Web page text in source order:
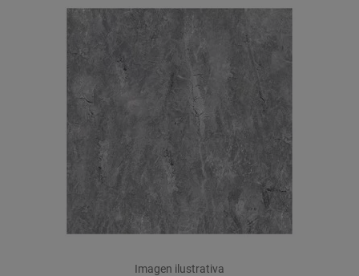
Imagen ilustrativa